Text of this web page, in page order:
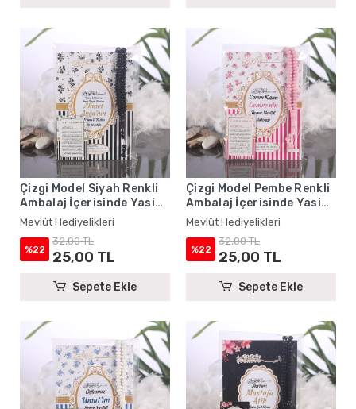
Çizgi Model Siyah Renkli
Ambalaj İçerisinde Yasin
Kitabı, Magnet ve Tesbih -
Mevlüt Hediyelikleri
Mevlüt Hediyelikleri
%22
32,00 TL
25,00 TL
Sepete Ekle
Çizgi Model Pembe Renkli
Ambalaj İçerisinde Yasin
Kitabı, Magnet ve Tesbih -
Mevlüt Hediyelikleri
Mevlüt Hediyelikleri
%22
32,00 TL
25,00 TL
Sepete Ekle